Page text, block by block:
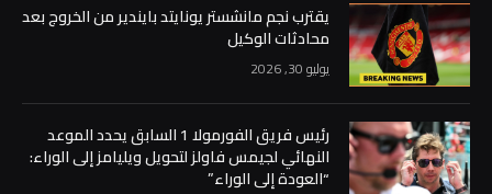
يقترب نجم مانشستر يونايتد بايندير من الخروج بعد
محادثات الوكيل
يوليو 30, 2026
رئيس فريق الفورمولا 1 السابق يحدد الموعد
النهائي لجيمس فاولز لتحويل ويليامز إلى الوراء:
“العودة إلى الوراء”